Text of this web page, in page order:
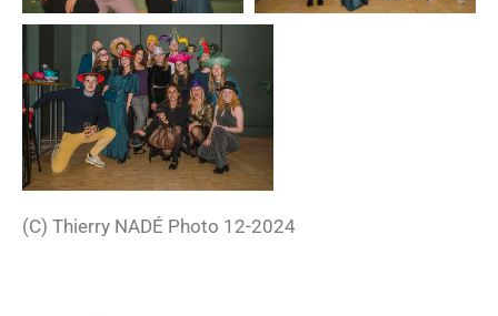
(C) Thierry NADÉ Photo 12-2024